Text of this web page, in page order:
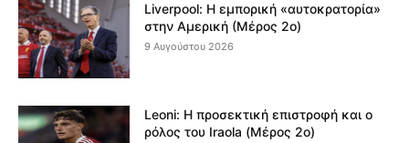
Liverpool: Η εμπορική «αυτοκρατορία»
στην Αμερική (Μέρος 2ο)
9 Αυγούστου 2026
Leoni: Η προσεκτική επιστροφή και ο
ρόλος του Iraola (Μέρος 2ο)